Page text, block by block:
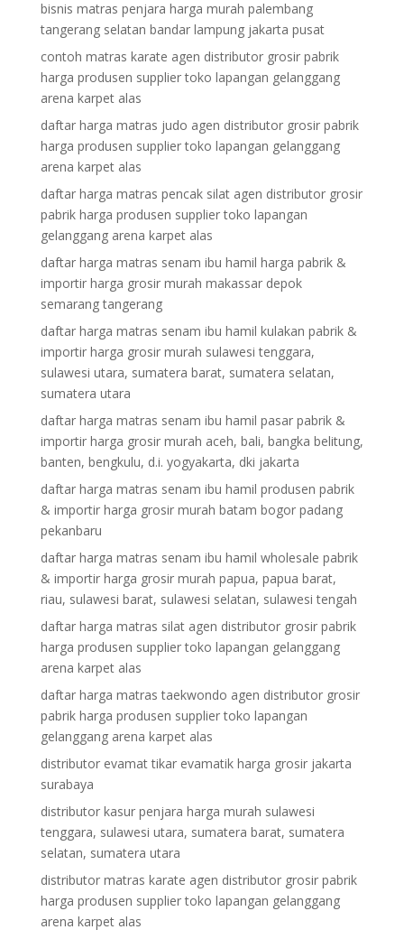
bisnis matras penjara harga murah palembang
tangerang selatan bandar lampung jakarta pusat
contoh matras karate agen distributor grosir pabrik
harga produsen supplier toko lapangan gelanggang
arena karpet alas
daftar harga matras judo agen distributor grosir pabrik
harga produsen supplier toko lapangan gelanggang
arena karpet alas
daftar harga matras pencak silat agen distributor grosir
pabrik harga produsen supplier toko lapangan
gelanggang arena karpet alas
daftar harga matras senam ibu hamil harga pabrik &
importir harga grosir murah makassar depok
semarang tangerang
daftar harga matras senam ibu hamil kulakan pabrik &
importir harga grosir murah sulawesi tenggara,
sulawesi utara, sumatera barat, sumatera selatan,
sumatera utara
daftar harga matras senam ibu hamil pasar pabrik &
importir harga grosir murah aceh, bali, bangka belitung,
banten, bengkulu, d.i. yogyakarta, dki jakarta
daftar harga matras senam ibu hamil produsen pabrik
& importir harga grosir murah batam bogor padang
pekanbaru
daftar harga matras senam ibu hamil wholesale pabrik
& importir harga grosir murah papua, papua barat,
riau, sulawesi barat, sulawesi selatan, sulawesi tengah
daftar harga matras silat agen distributor grosir pabrik
harga produsen supplier toko lapangan gelanggang
arena karpet alas
daftar harga matras taekwondo agen distributor grosir
pabrik harga produsen supplier toko lapangan
gelanggang arena karpet alas
distributor evamat tikar evamatik harga grosir jakarta
surabaya
distributor kasur penjara harga murah sulawesi
tenggara, sulawesi utara, sumatera barat, sumatera
selatan, sumatera utara
distributor matras karate agen distributor grosir pabrik
harga produsen supplier toko lapangan gelanggang
arena karpet alas